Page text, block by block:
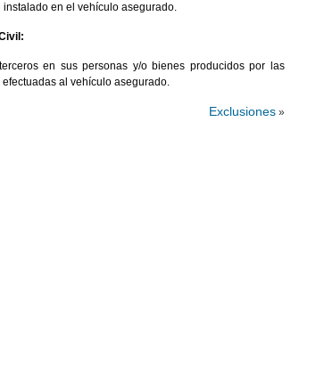
en el vehículo asegurado.
en sus personas y/o bienes producidos por las
al vehículo asegurado.
Exclusiones»